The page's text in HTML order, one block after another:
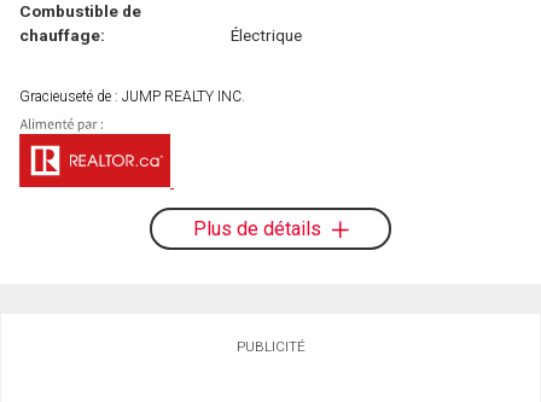
Combustible de
chauffage:
Électrique
Gracieuseté de : JUMP REALTY INC.
Plus de détails
PUBLICITÉ